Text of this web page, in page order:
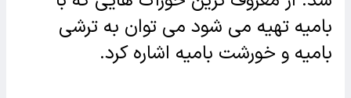
بامیه تهیه می شود می توان به ترشی
بامیه و خورشت بامیه اشاره کرد.